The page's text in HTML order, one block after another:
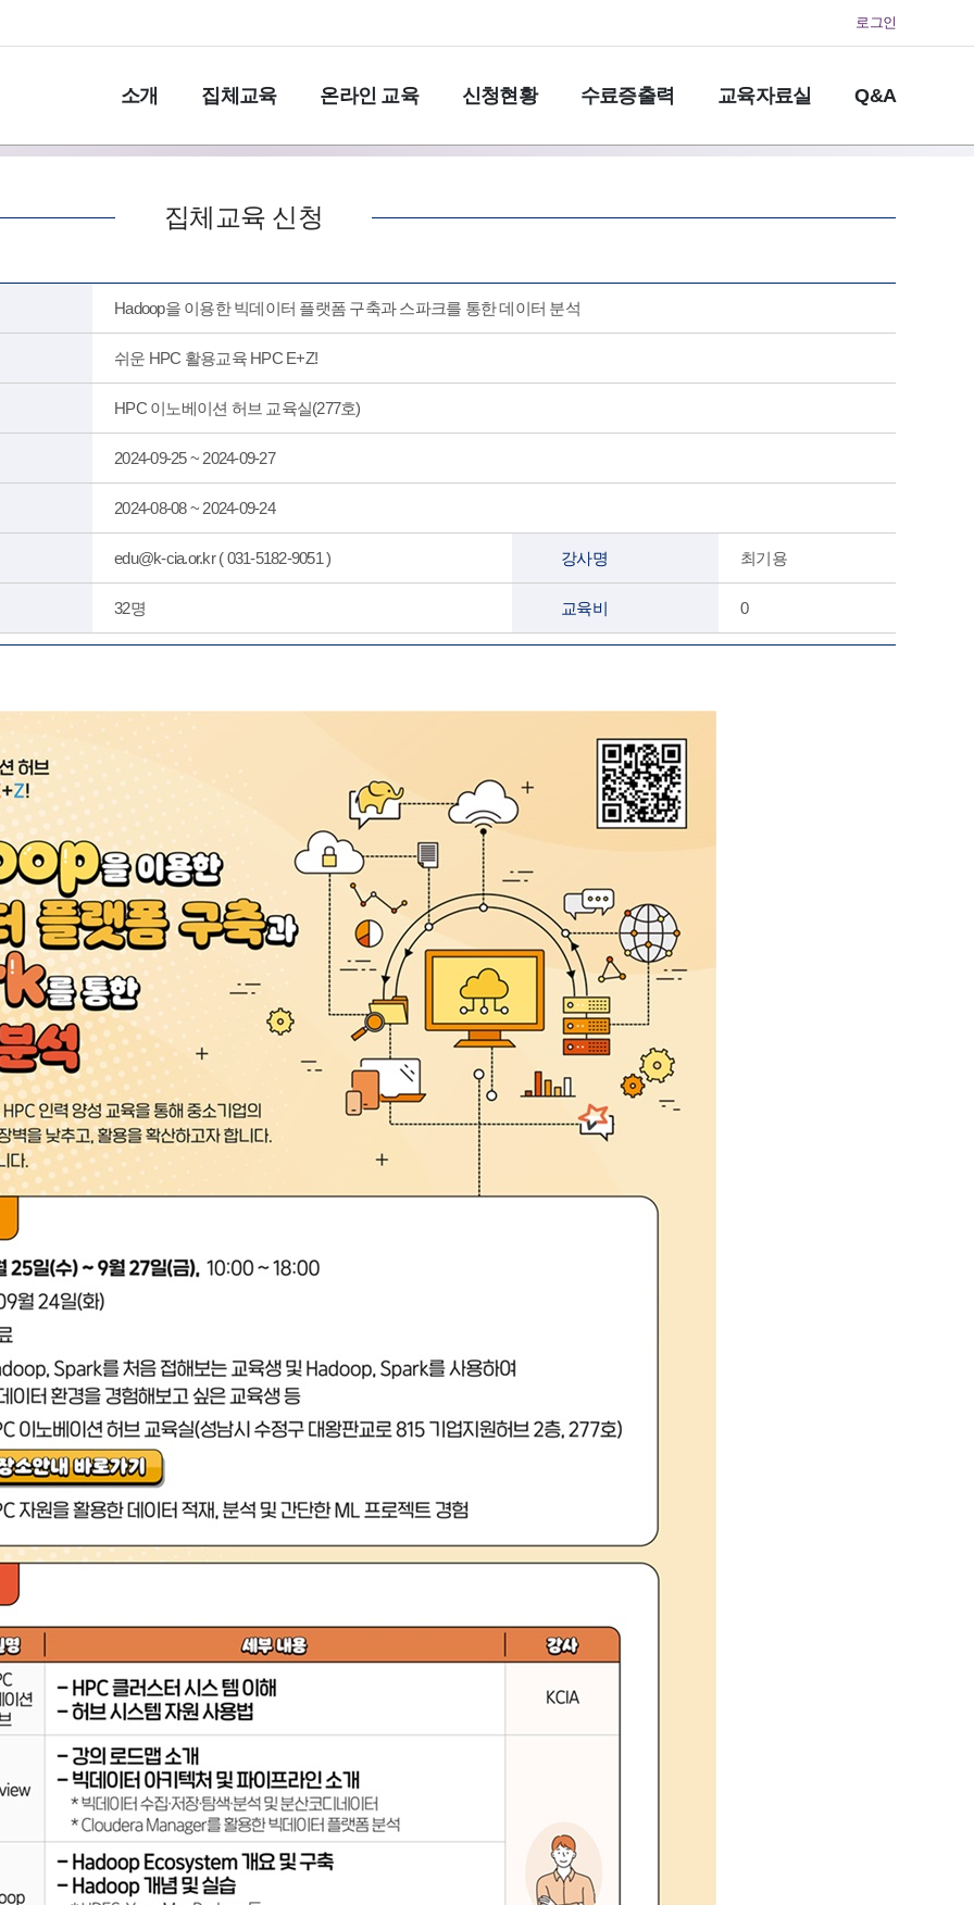
로그인
소개 집체교육 온라인 교육 신청현황 수료증출력 교육자료실 Q&A
집체교육 신청
Hadoop을 이용한 빅데이터 플랫폼 구축과 스파크를 통한 데이터 분석
쉬운 HPC 활용교육 HPC E+Z!
HPC 이노베이션 허브 교육실(277호)
2024-09-25 ~ 2024-09-27
2024-08-08 ~ 2024-09-24
edu@k-cia.or.kr ( 031-5182-9051 ) 강사명 최기용
32명 교육비 0